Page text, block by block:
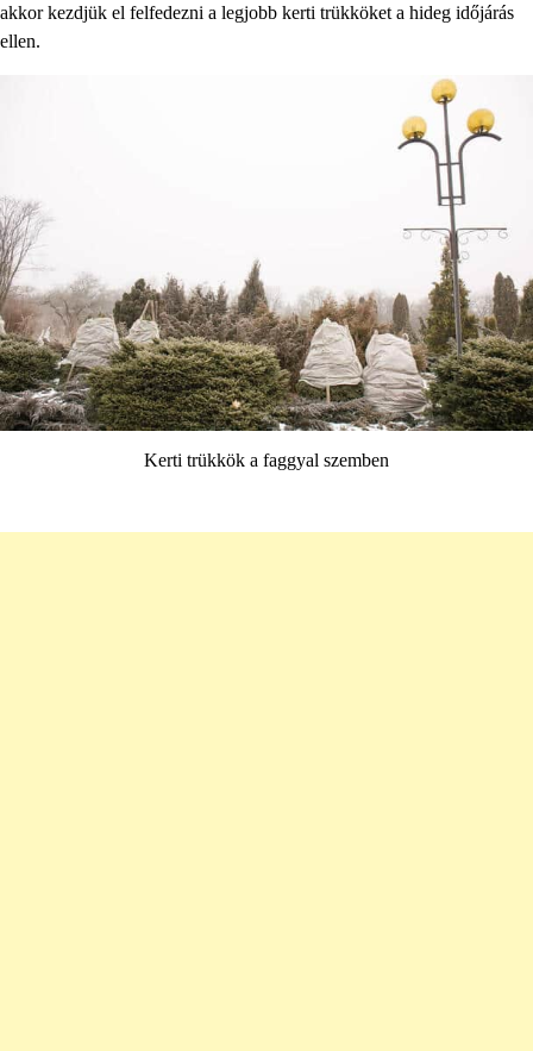
akkor kezdjük el felfedezni a legjobb kerti trükköket a hideg időjárás
ellen.
Kerti trükkök a faggyal szemben